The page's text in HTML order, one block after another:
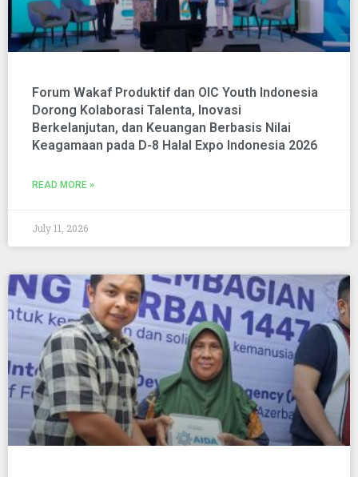
Forum Wakaf Produktif dan OIC Youth Indonesia
Dorong Kolaborasi Talenta, Inovasi
Berkelanjutan, dan Keuangan Berbasis Nilai
Keagamaan pada D-8 Halal Expo Indonesia 2026
READ MORE »
July 11, 2026